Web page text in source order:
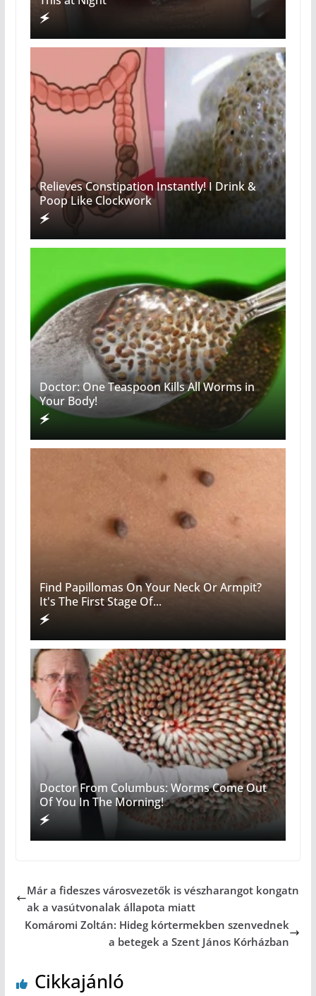
Relieves Constipation Instantly! I Drink &
Poop Like Clockwork
Doctor: One Teaspoon Kills All Worms in
Your Body!
Find Papillomas On Your Neck Or Armpit?
It's The First Stage Of...
Doctor From Columbus: Worms Come Out
Of You In The Morning!
Már a fideszes városvezetők is vészharangot kongatn
ak a vasútvonalak állapota miatt
Komáromi Zoltán: Hideg kórtermekben szenvednek
a betegek a Szent János Kórházban
Cikkajánló